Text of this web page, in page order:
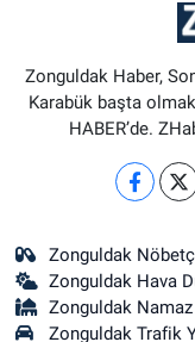
Zonguldak Haber,
Karabük başta
HABER’de.
Zonguldak
Zonguldak Hava
Zonguldak
Zonguldak Trafik